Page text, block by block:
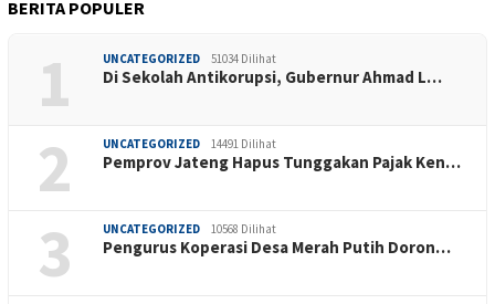
BERITA POPULER
1 UNCATEGORIZED 51034 Dilihat
Di Sekolah Antikorupsi, Gubernur Ahmad L…
2 UNCATEGORIZED 14491 Dilihat
Pemprov Jateng Hapus Tunggakan Pajak Ken…
3 UNCATEGORIZED 10568 Dilihat
Pengurus Koperasi Desa Merah Putih Doron…